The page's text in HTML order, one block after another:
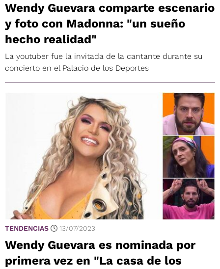
Wendy Guevara comparte escenario
y foto con Madonna: "un sueño
hecho realidad"
La youtuber fue la invitada de la cantante durante su
concierto en el Palacio de los Deportes
TENDENCIAS 13/07/2023
Wendy Guevara es nominada por
primera vez en "La casa de los